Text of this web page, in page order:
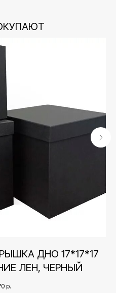
ДНО 17*17*17
ЛЕН, ЧЕРНЫЙ
р.